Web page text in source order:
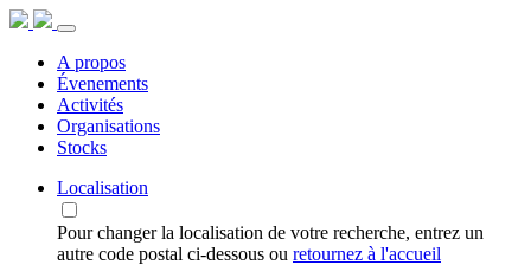
A propos
Évenements
Activités
Organisations
Stocks
Localisation
Pour changer la localisation de votre recherche, entrez un
autre code postal ci-dessous ou retournez à l'accueil